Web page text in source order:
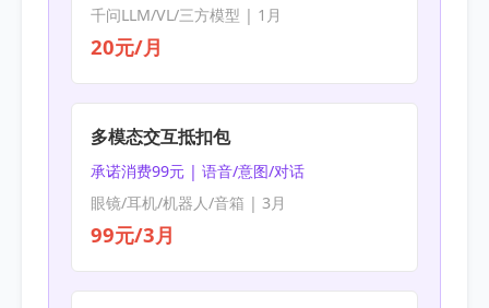
千问LLM/VL/三方模型 | 1月
20元/月
多模态交互抵扣包
承诺消费99元 | 语音/意图/对话
眼镜/耳机/机器人/音箱 | 3月
99元/3月